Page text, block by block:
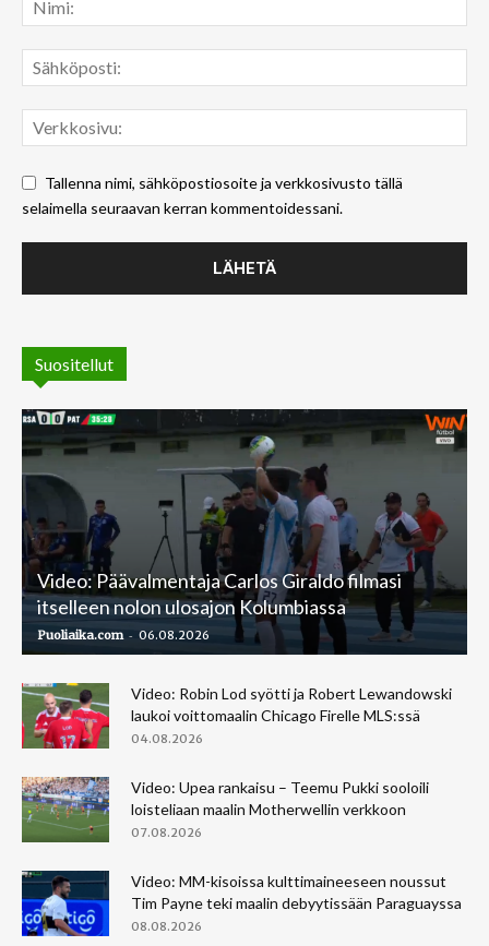
Tallenna nimi, sähköpostiosoite ja verkkosivusto tällä
selaimella seuraavan kerran kommentoidessani.
Suositellut
Video: Päävalmentaja Carlos Giraldo filmasi
itselleen nolon ulosajon Kolumbiassa
Puoliaika.com - 06.08.2026
Video: Robin Lod syötti ja Robert Lewandowski
laukoi voittomaalin Chicago Firelle MLS:ssä
04.08.2026
Video: Upea rankaisu – Teemu Pukki sooloili
loisteliaan maalin Motherwellin verkkoon
07.08.2026
Video: MM-kisoissa kulttimaineeseen noussut
Tim Payne teki maalin debyytissään Paraguayssa
08.08.2026